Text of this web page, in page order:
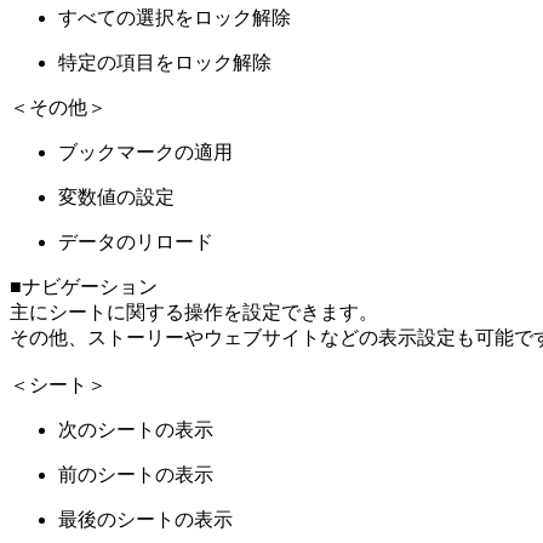
すべての選択をロック解除
特定の項目をロック解除
＜その他＞
ブックマークの適用
変数値の設定
データのリロード
■ナビゲーション
主にシートに関する操作を設定できます。
その他、ストーリーやウェブサイトなどの表示設定も可能で
＜シート＞
次のシートの表示
前のシートの表示
最後のシートの表示